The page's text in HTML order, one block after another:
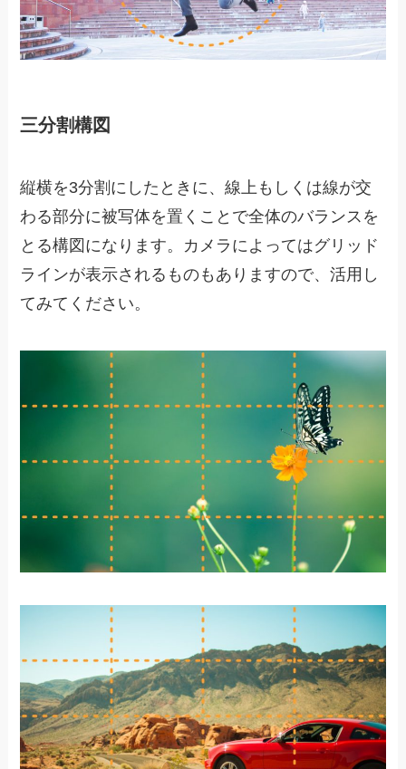
三分割構図
縦横を3分割にしたときに、線上もしくは線が交
わる部分に被写体を置くことで全体のバランスを
とる構図になります。カメラによってはグリッド
ラインが表示されるものもありますので、活用し
てみてください。